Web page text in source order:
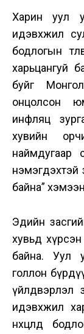
Харин уул
идэвхжил
бодлогын
харьцангуй
буйг
онцолсон
инфляц
хувийн
наймдугаар
нэмэгдэхтэй
байна”
Эдийн
хувьд хүрсэн
байна. Уул
голлон
үйлдвэрлэл
идэвхжил
нөхцөлд